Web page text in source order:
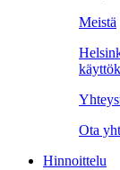
Meistä
Ota
Hinnoittelu